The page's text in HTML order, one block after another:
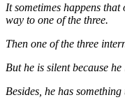
It sometimes happens
way to one of the three.
Then one of the three
But he is silent because
Besides, he has